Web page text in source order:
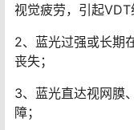
视觉疲劳，引起VDT
2、蓝光过强或长期
丧失；
3、蓝光直达视网膜
障；